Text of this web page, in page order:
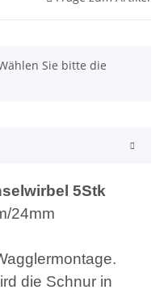
Sie bitte die
5Stk
die Schnur in